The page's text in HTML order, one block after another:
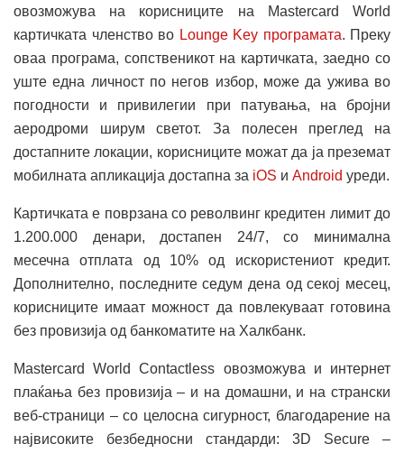
овозможува на корисниците на Mastercard World
картичката членство во Lounge Key програмата. Преку
оваа програма, сопственикот на картичката, заедно со
уште една личност по негов избор, може да ужива во
погодности и привилегии при патувања, на бројни
аеродроми ширум светот. За полесен преглед на
достапните локации, корисниците можат да ја преземат
мобилната апликација достапна за iOS и Android уреди.
Картичката е поврзана со револвинг кредитен лимит до
1.200.000 денари, достапен 24/7, со минимална
месечна отплата од 10% од искористениот кредит.
Дополнително, последните седум дена од секој месец,
корисниците имаат можност да повлекуваат готовина
без провизија од банкоматите на Халкбанк.
Mastercard World Contactless овозможува и интернет
плаќања без провизија – и на домашни, и на странски
веб-страници – со целосна сигурност, благодарение на
највисоките безбедносни стандарди: 3D Secure –